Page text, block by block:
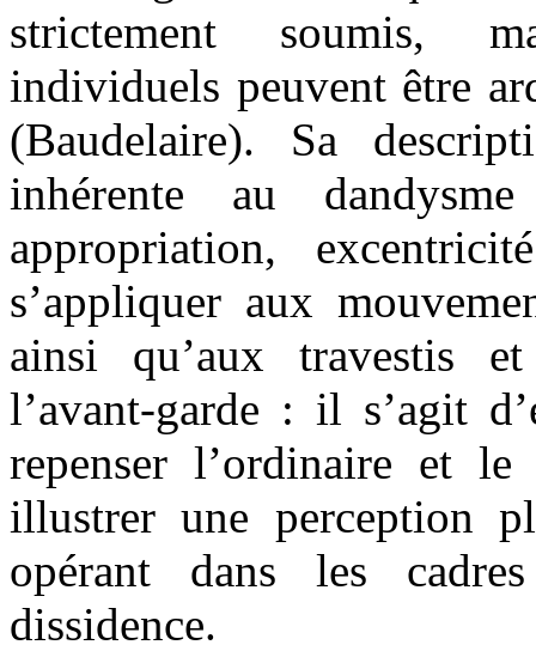
strictement soumis,
individuels peuvent être
(Baudelaire). Sa
inhérente au
appropriation,
s’appliquer aux
ainsi qu’aux travestis
l’avant-garde : il s’agit
repenser l’ordinaire et
illustrer une perception
opérant dans les
dissidence.